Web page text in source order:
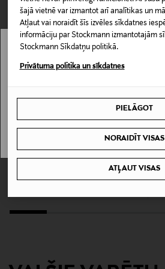
šajā vietnē var izmantot arī analītikas un
Atļaut vai noraidīt šīs izvēles sīkdatnes
informāciju par Stockmann izmantotajām
Stockmann Sīkdatņu politikā.
Privātuma politika un sīkdatnes
PIELĀGOT
NORAIDĪT VISAS
ATĻAUT VISAS
Materiāls
95% kokvilna, 5% elastāns
Kopšanas instrukcijas
temperatūrā, gludināt zemā
VJETNAMA
50475273
KUPONA PRIEKŠROCĪBA
Stockmann nav pieejams tavā
I UNDERSTAND